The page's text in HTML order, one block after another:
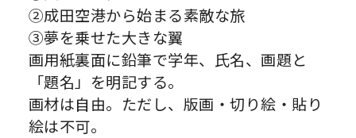
②成田空港から始まる素敵な旅
③夢を乗せた大きな翼
画用紙裏面に鉛筆で学年、氏名、画題と
「題名」を明記する。
画材は自由。ただし、版画・切り絵・貼り
絵は不可。